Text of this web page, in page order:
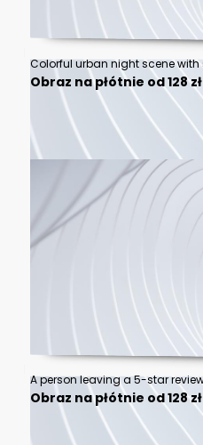
Obraz na płótnie od 128 zł
Obraz na płótnie od 128 zł